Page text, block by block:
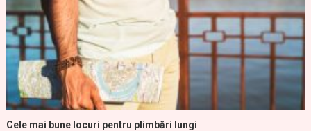
Cele mai bune locuri pentru plimbări lungi